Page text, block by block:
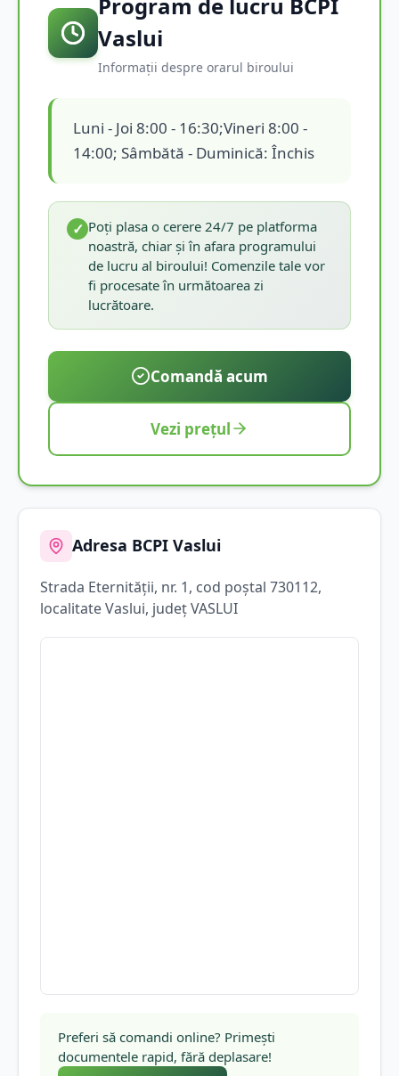
Vaslui
Informații despre orarul biroului
Luni - Joi 8:00 - 16:30;Vineri 8:00 -
14:00; Sâmbătă - Duminică: Închis
✓ Poți plasa o cerere 24/7 pe platforma
noastră, chiar și în afara programului
de lucru al biroului! Comenzile tale vor
fi procesate în următoarea zi
lucrătoare.
Comandă acum
Vezi prețul
Adresa BCPI Vaslui
Strada Eternităţii, nr. 1, cod poștal 730112,
localitateVaslui, județVASLUI
Preferi să comandi online? Primești
documentele rapid, fără deplasare!